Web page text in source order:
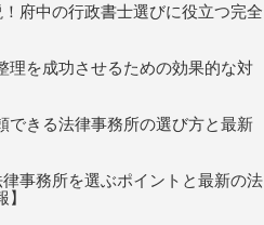
府中の行政書士選びに役立つ完全
理を成功させるための効果的な対
できる法律事務所の選び方と最新
事務所を選ぶポイントと最新の法